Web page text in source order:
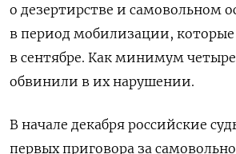
о дезертирстве и самовольном
в период мобилизации,
в сентябре. Как минимум
обвинили в их нарушении.
В начале декабря российские
первых приговора за